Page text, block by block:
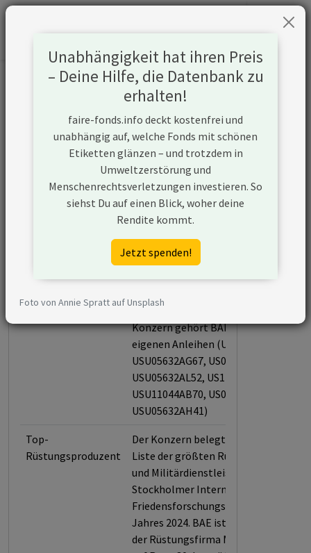
Informationen zum Unternehmen
BAE Systems plc
https://www.baesystems.com/en/
Konflikte
BAE Systems aus Großbritannien ist
internationaler Rüstungs- und
Luftfahrtkonzern. Zu seinen
gehören Kampfflugzeuge, Munition
Kriegsschiffe und IT-Systeme. Zum
Konzern gehört BAE Systems Inc. mit
eigenen Anleihen (US05523UAK60,
USU05632AG67, US05523UAP57,
USU05632AL52, US11041RAL24,
USU11044AB70, US05523UAL44,
USU05632AH41)
Top-
Rüstungsproduzent
Der Konzern belegt den 4. Platz auf
Liste der größten Rüstungshersteller
und Militärdienstleister des
Stockholmer Internationalen
Friedensforschungsinstituts (Sipri)
Jahres 2024. BAE ist auch
der Rüstungsfirma MBDA, welche
Unabhängigkeit hat ihren Preis
– Deine Hilfe, die Datenbank zu
erhalten!
faire-fonds.info deckt kostenfrei und
unabhängig auf, welche Fonds mit schönen
Etiketten glänzen – und trotzdem in
Umweltzerstörung und
Menschenrechtsverletzungen investieren. So
siehst Du auf einen Blick, woher deine
Rendite kommt.
Jetzt spenden!
Foto von Annie Spratt auf Unsplash